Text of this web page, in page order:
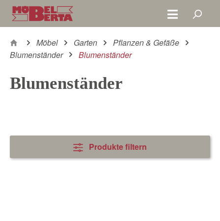
Zum Hauptinhalt springen
Möbel Garten
Pflanzen & Gefäße
Blumenständer
Blumenständer
Blumenständer
Produkte filtern